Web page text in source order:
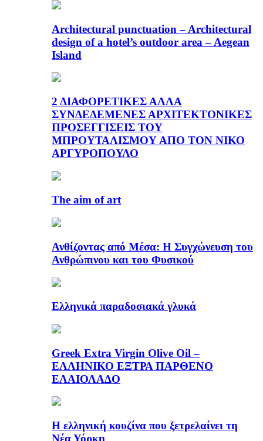
Architectural punctuation – Architectural
design of a hotel’s outdoor area – Aegean
Island
2 ΔΙΑΦΟΡΕΤΙΚΕΣ ΑΛΛΑ
ΣΥΝΔΕΔΕΜΕΝΕΣ ΑΡΧΙΤΕΚΤΟΝΙΚΕΣ
ΠΡΟΣΕΓΓΙΣΕΙΣ ΤΟΥ
ΜΠΡΟΥΤΑΛΙΣΜΟΥ ΑΠΟ ΤΟΝ ΝΙΚΟ
ΑΡΓΥΡΟΠΟΥΛΟ
The aim of art
Ανθίζοντας από Μέσα: Η Συγχώνευση του
Ανθρώπινου και του Φυσικού
Ελληνικά παραδοσιακά γλυκά
Greek Extra Virgin Olive Oil –
ΕΛΛΗΝΙΚΟ ΕΞΤΡΑ ΠΑΡΘΕΝΟ
ΕΛΑΙΟΛΑΔΟ
Η ελληνική κουζίνα που ξετρελαίνει τη
Νέα Υόρκη